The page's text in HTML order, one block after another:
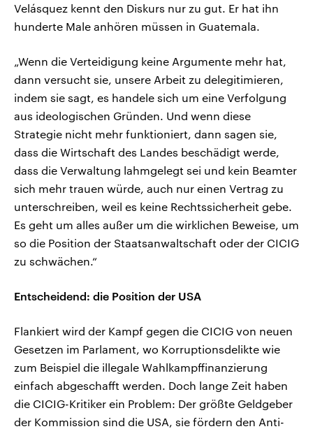
Velásquez kennt den Diskurs nur zu gut. Er hat ihn
hunderte Male anhören müssen in Guatemala.
„Wenn die Verteidigung keine Argumente mehr hat,
dann versucht sie, unsere Arbeit zu delegitimieren,
indem sie sagt, es handele sich um eine Verfolgung
aus ideologischen Gründen. Und wenn diese
Strategie nicht mehr funktioniert, dann sagen sie,
dass die Wirtschaft des Landes beschädigt werde,
dass die Verwaltung lahmgelegt sei und kein Beamter
sich mehr trauen würde, auch nur einen Vertrag zu
unterschreiben, weil es keine Rechtssicherheit gebe.
Es geht um alles außer um die wirklichen Beweise, um
so die Position der Staatsanwaltschaft oder der CICIG
zu schwächen.“
Entscheidend: die Position der USA
Flankiert wird der Kampf gegen die CICIG von neuen
Gesetzen im Parlament, wo Korruptionsdelikte wie
zum Beispiel die illegale Wahlkampffinanzierung
einfach abgeschafft werden. Doch lange Zeit haben
die CICIG-Kritiker ein Problem: Der größte Geldgeber
der Kommission sind die USA, sie fördern den Anti-